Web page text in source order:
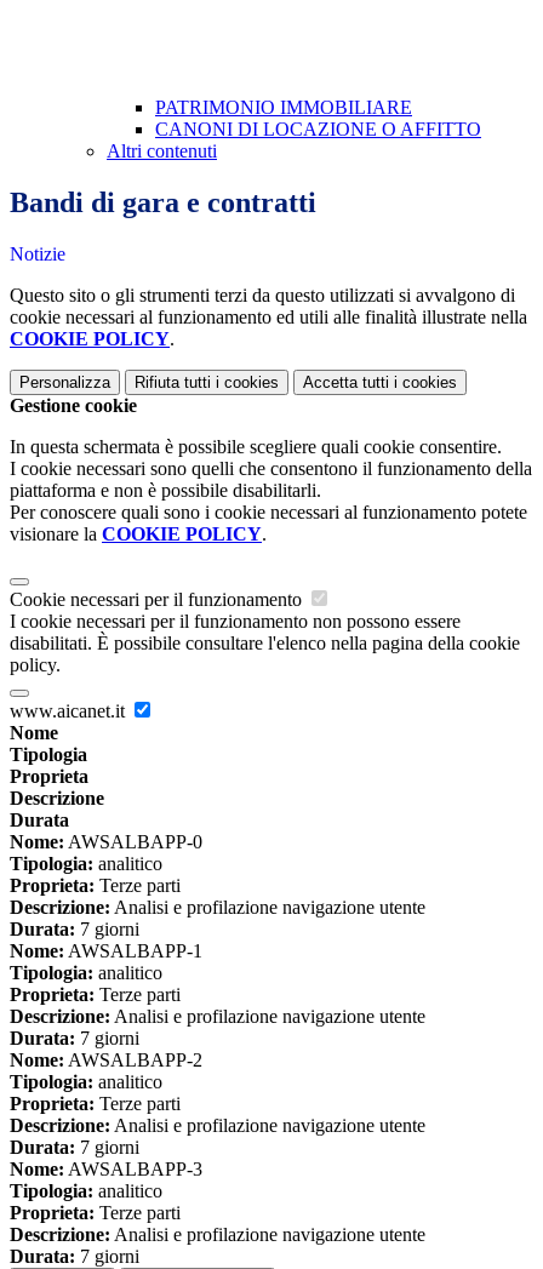
PATRIMONIO IMMOBILIARE
CANONI DI LOCAZIONE O AFFITTO
Altri contenuti
Bandi di gara e contratti
Notizie
Questo sito o gli strumenti terzi da questo utilizzati si avvalgono di
cookie necessari al funzionamento ed utili alle finalità illustrate nella
COOKIE POLICY.
Personalizza Rifiuta tutti i cookies Accetta tutti i cookies
Gestione cookie
In questa schermata è possibile scegliere quali cookie consentire.
I cookie necessari sono quelli che consentono il funzionamento della
piattaforma e non è possibile disabilitarli.
Per conoscere quali sono i cookie necessari al funzionamento potete
visionare la COOKIE POLICY.
Cookie necessari per il funzionamento
I cookie necessari per il funzionamento non possono essere
disabilitati. È possibile consultare l'elenco nella pagina della cookie
policy.
www.aicanet.it
Nome
Tipologia
Proprieta
Descrizione
Durata
Nome: AWSALBAPP-0
Tipologia: analitico
Proprieta: Terze parti
Descrizione: Analisi e profilazione navigazione utente
Durata: 7 giorni
Nome: AWSALBAPP-1
Tipologia: analitico
Proprieta: Terze parti
Descrizione: Analisi e profilazione navigazione utente
Durata: 7 giorni
Nome: AWSALBAPP-2
Tipologia: analitico
Proprieta: Terze parti
Descrizione: Analisi e profilazione navigazione utente
Durata: 7 giorni
Nome: AWSALBAPP-3
Tipologia: analitico
Proprieta: Terze parti
Descrizione: Analisi e profilazione navigazione utente
Durata: 7 giorni